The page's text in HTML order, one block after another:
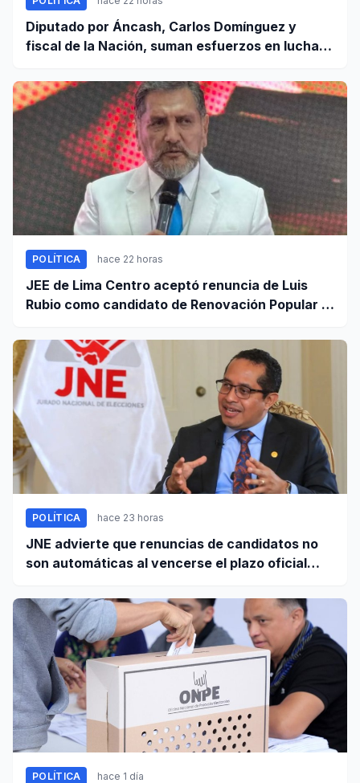
Diputado por Áncash, Carlos Domínguez y
fiscal de la Nación, suman esfuerzos en lucha
POLÍTICA hace 22 horas
JEE de Lima Centro aceptó renuncia de Luis
Rubio como candidato de Renovación Popular a
POLÍTICA hace 23 horas
JNE advierte que renuncias de candidatos no
son automáticas al vencerse el plazo oficial
POLÍTICA hace 1 día